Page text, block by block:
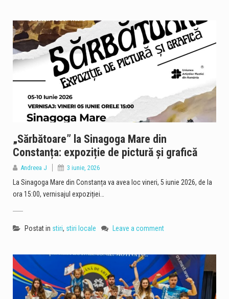
„Sărbătoare” la Sinagoga Mare din
Constanța: expoziție de pictură și grafică
Andreea J 3 iunie, 2026
La Sinagoga Mare din Constanța va avea loc vineri, 5 iunie 2026, de la
ora 15:00, vernisajul expoziției…
Postat in stiri, stiri locale Leave a comment